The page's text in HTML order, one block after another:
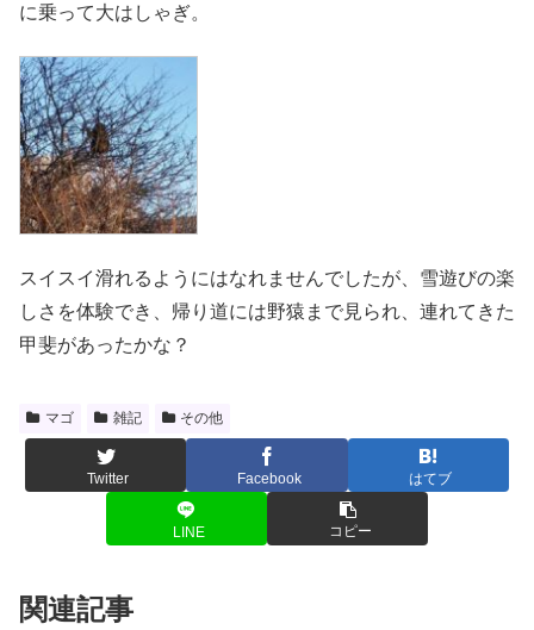
に乗って大はしゃぎ。
スイスイ滑れるようにはなれませんでしたが、雪遊びの楽
しさを体験でき、帰り道には野猿まで見られ、連れてきた
甲斐があったかな？
マゴ 雑記 その他
Twitter Facebook はてブ
LINE コピー
関連記事